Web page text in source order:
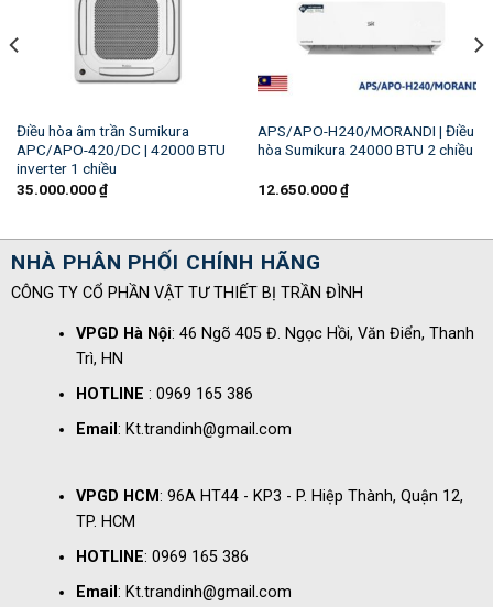
Điều hòa âm trần Sumikura
APC/APO-420/DC | 42000 BTU
inverter 1 chiều
35.000.000₫
APS/APO-H240/MORANDI | Điều
hòa Sumikura 24000 BTU 2 chiều
12.650.000₫
NHÀ PHÂN PHỐI CHÍNH HÃNG
CÔNG TY CỔ PHẦN VẬT TƯ THIẾT BỊ TRẦN ĐÌNH
VPGD Hà Nội: 46 Ngõ 405 Đ. Ngọc Hồi, Văn Điển, Thanh
Trì, HN
HOTLINE : 0969 165 386
Email : Kt.trandinh@gmail.com
VPGD HCM: 96A HT44 - KP3 - P. Hiệp Thành, Quận 12,
TP. HCM
HOTLINE: 0969 165 386
Email : Kt.trandinh@gmail.com